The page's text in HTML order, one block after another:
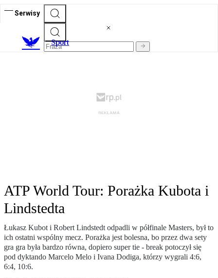
Serwisy
Sport
ATP World Tour: Porażka Kubota i
Lindstedta
Łukasz Kubot i Robert Lindstedt odpadli w półfinale Masters, był to
ich ostatni wspólny mecz. Porażka jest bolesna, bo przez dwa sety
gra gra była bardzo równa, dopiero super tie - break potoczył się
pod dyktando Marcelo Melo i Ivana Dodiga, którzy wygrali 4:6,
6:4, 10:6.